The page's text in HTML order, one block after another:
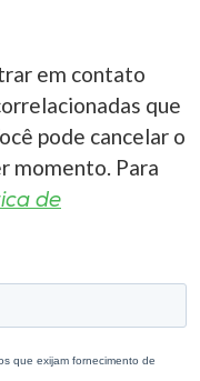
em contato
que
pode cancelar o
momento. Para
de